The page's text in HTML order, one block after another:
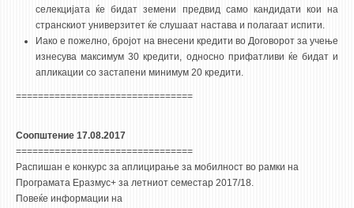
селекцијата ќе бидат земени предвид само кандидати кои на
странскиот универзитет ќе слушаат настава и полагаат испити.
Иако е пожелно, бројот на внесени кредити во Договорот за учење
изнесува максимум 30 кредити, односно прифатливи ќе бидат и
апликации со застапени минимум 20 кредити.
================================
Соопштение 17.08.2017
================================
Распишан е конкурс за аплицирање за мобилност во рамки на
Програмата Еразмус+ за летниот семестар 2017/18.
Повеќе информации на